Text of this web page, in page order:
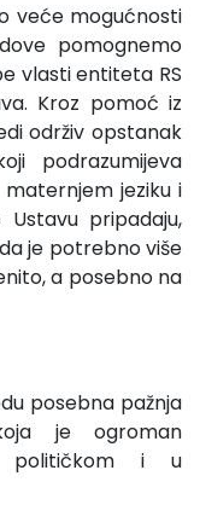
veće mogućnosti
pomognemo
vlasti entiteta RS
Kroz pomoć iz
održiv opstanak
podrazumijeva
jeziku i
pripadaju,
je potrebno više
a posebno na
posebna pažnja
je ogroman
političkom i u